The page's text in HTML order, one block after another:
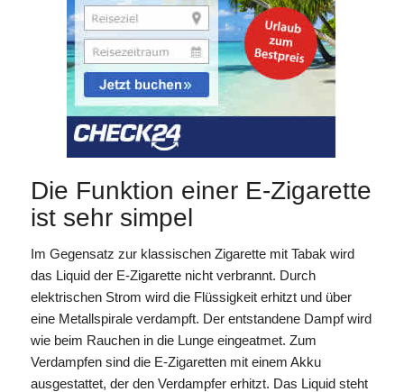
Die Funktion einer E-Zigarette
ist sehr simpel
Im Gegensatz zur klassischen Zigarette mit Tabak wird
das Liquid der E-Zigarette nicht verbrannt. Durch
elektrischen Strom wird die Flüssigkeit erhitzt und über
eine Metallspirale verdampft. Der entstandene Dampf wird
wie beim Rauchen in die Lunge eingeatmet. Zum
Verdampfen sind die E-Zigaretten mit einem Akku
ausgestattet, der den Verdampfer erhitzt. Das Liquid steht